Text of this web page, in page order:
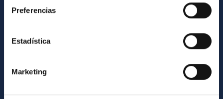
Preferencias
Estadística
Marketing
Directorio de personal
Registro general
INFORMACIÓN INSTITUCIONAL